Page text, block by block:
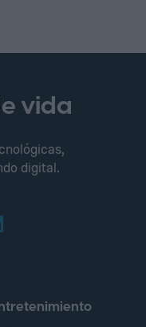
vida
digital.